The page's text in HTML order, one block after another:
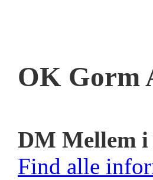
OK Gorm
DM Mellem
Find alle